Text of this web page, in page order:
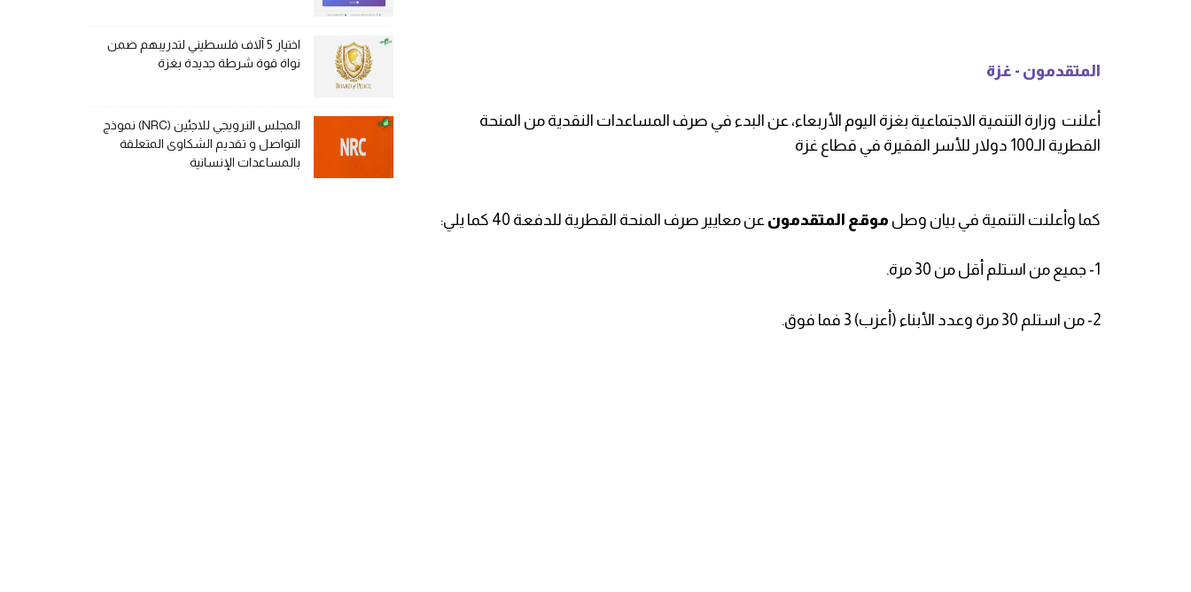
المتقدمون - غزة
أعلنت وزارة التنمية الاجتماعية بغزة اليوم الأربعاء، عن البدء في صرف المساعدات النقدية من المنحة
القطرية الـ100 دولار للأسر الفقيرة في قطاع غزة
كما وأعلنت التنمية في بيان وصل موقع المتقدمون عن معايير صرف المنحة القطرية للدفعة 40 كما يلي:
1- جميع من استلم أقل من 30 مرة.
2- من استلم 30 مرة وعدد الأبناء (أعزب) 3 فما فوق.
اختيار 5 آلاف فلسطيني لتدريبهم ضمن
نواة قوة شرطة جديدة بغزة
المجلس النرويجي للاجئين (NRC) نموذج
التواصل و تقديم الشكاوى المتعلقة
بالمساعدات الإنسانية